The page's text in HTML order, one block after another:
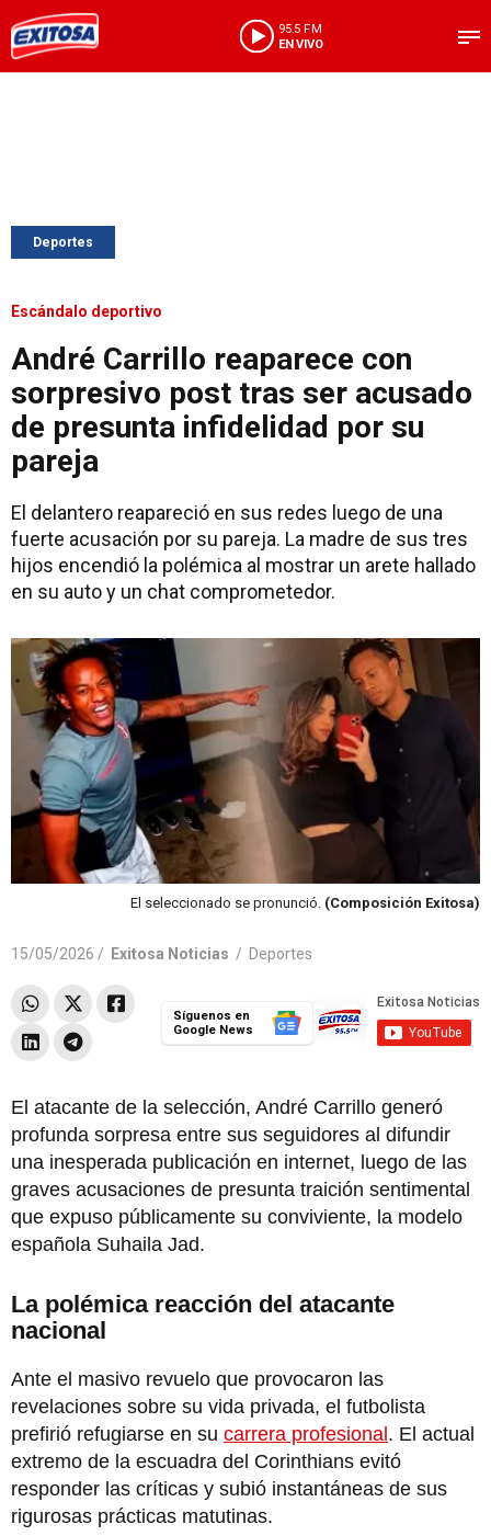
95.5 FM
EN VIVO
Deportes
Escándalo deportivo
André Carrillo reaparece con
sorpresivo post tras ser acusado
de presunta infidelidad por su
pareja
El delantero reapareció en sus redes luego de una
fuerte acusación por su pareja. La madre de sus tres
hijos encendió la polémica al mostrar un arete hallado
en su auto y un chat comprometedor.
El seleccionado se pronunció. (Composición Exitosa)
15/05/2026 / Exitosa Noticias / Deportes
Síguenos en
Google News
El atacante de la selección, André Carrillo generó
profunda sorpresa entre sus seguidores al difundir
una inesperada publicación en internet, luego de las
graves acusaciones de presunta traición sentimental
que expuso públicamente su conviviente, la modelo
española Suhaila Jad.
La polémica reacción del atacante
nacional
Ante el masivo revuelo que provocaron las
revelaciones sobre su vida privada, el futbolista
prefirió refugiarse en su carrera profesional. El actual
extremo de la escuadra del Corinthians evitó
responder las críticas y subió instantáneas de sus
rigurosas prácticas matutinas.